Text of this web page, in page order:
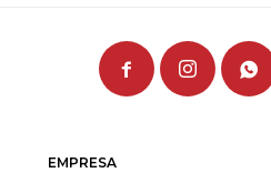
EMPRESA
  